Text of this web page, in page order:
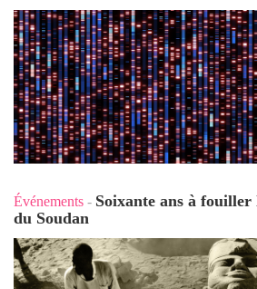
Événements - Soixante ans à fouiller
du Soudan